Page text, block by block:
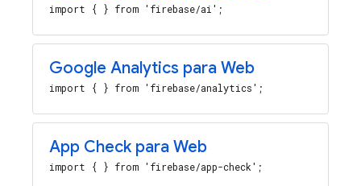
import { } from 'firebase/ai';
Google Analytics para Web
import { } from 'firebase/analytics';
App Check para Web
import { } from 'firebase/app-check';